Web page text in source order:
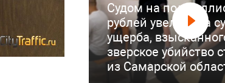
Судом на
рублей увеличена
ущерба,
зверское убийство
из Самарской